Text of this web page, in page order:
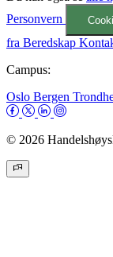
Personvern
fra Beredskap
Campus:
Oslo Bergen
© 2026